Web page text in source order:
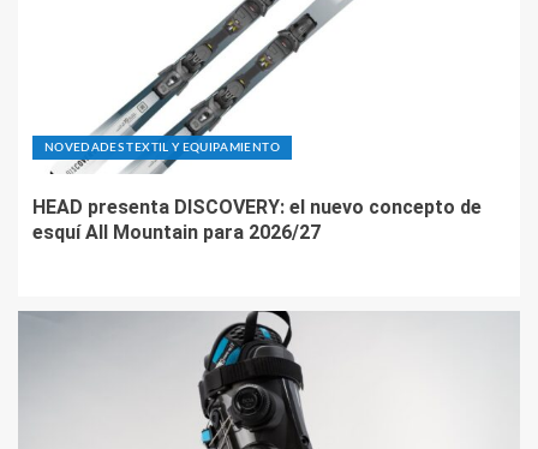
NOVEDADES TEXTIL Y EQUIPAMIENTO
HEAD presenta DISCOVERY: el nuevo concepto de
esquí All Mountain para 2026/27